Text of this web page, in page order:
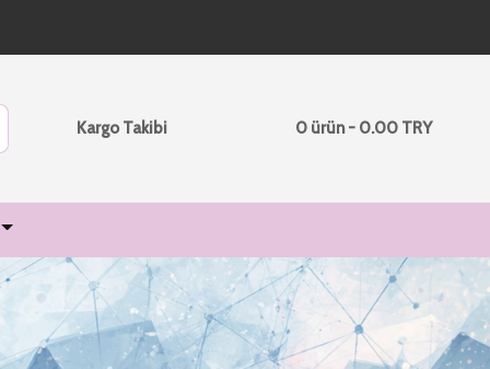
Kargo Takibi 0 ürün - 0.00 TRY